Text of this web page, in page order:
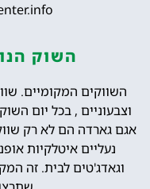
השוק
השווקים המקומיים.
וצבעוניים , בכל יום
אגם גארדה הם לא רק
נעליים איטלקיות
וגאדג'טים לבית. זה